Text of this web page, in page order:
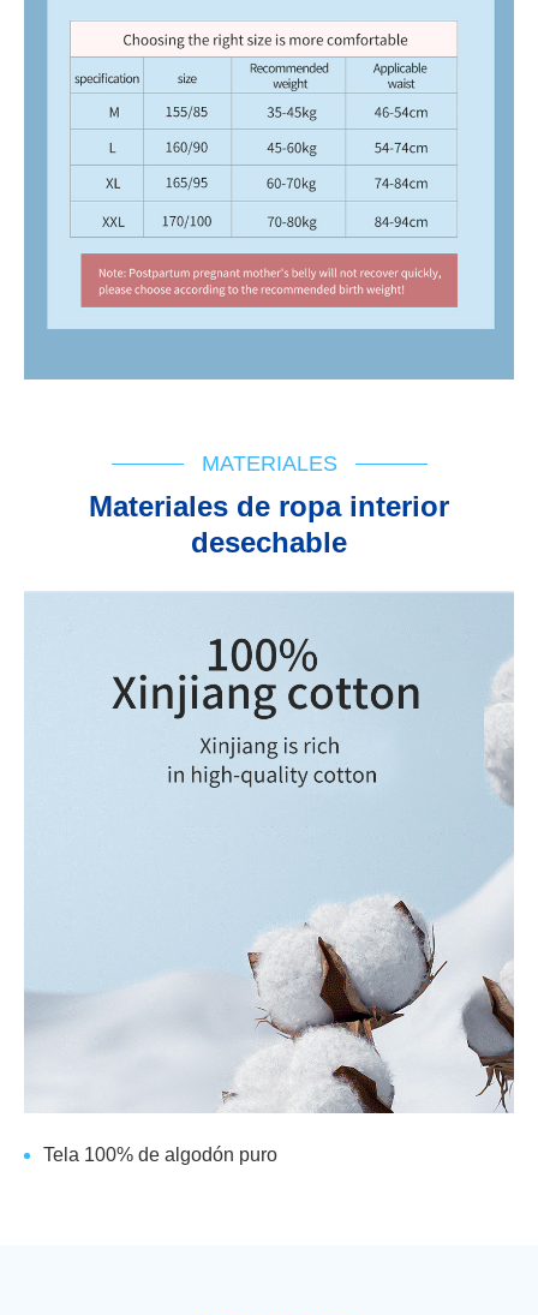
MATERIALES
Materiales de ropa interior
desechable
Tela 100% de algodón puro